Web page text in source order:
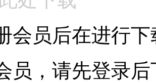
会员后在进行下
员，请先登录后